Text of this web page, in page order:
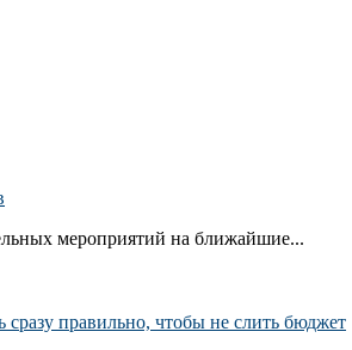
мероприятий на ближайшие...
правильно, чтобы не слить бюджет